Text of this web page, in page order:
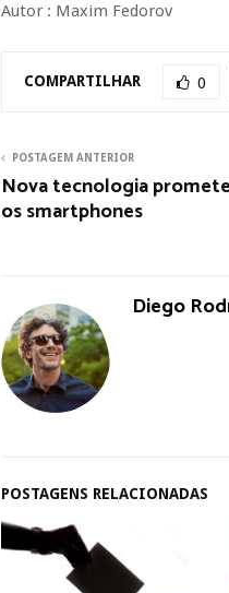
Autor : Maxim Fedorov
COMPARTILHAR 0
POSTAGEM ANTERIOR
Nova tecnologia
os smartphones
Diego
POSTAGENS RELACIONADAS